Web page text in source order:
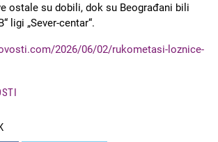
ostale su dobili, dok su Beograđani bili
ligi „Sever-centar“.
2026/06/02/rukometasi-loznice-